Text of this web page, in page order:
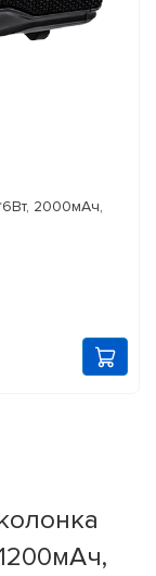
2000мАч,